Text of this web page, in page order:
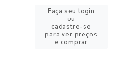
Faça seu login
ou
cadastre-se
para ver preços
e comprar